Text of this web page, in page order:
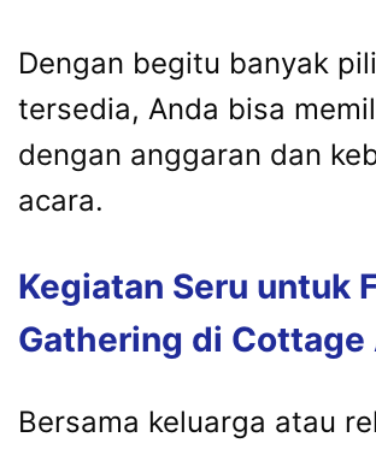
Dengan begitu banyak
tersedia, Anda bisa
dengan anggaran dan
acara.
Kegiatan Seru untuk
Gathering di Cottage
Bersama keluarga atau